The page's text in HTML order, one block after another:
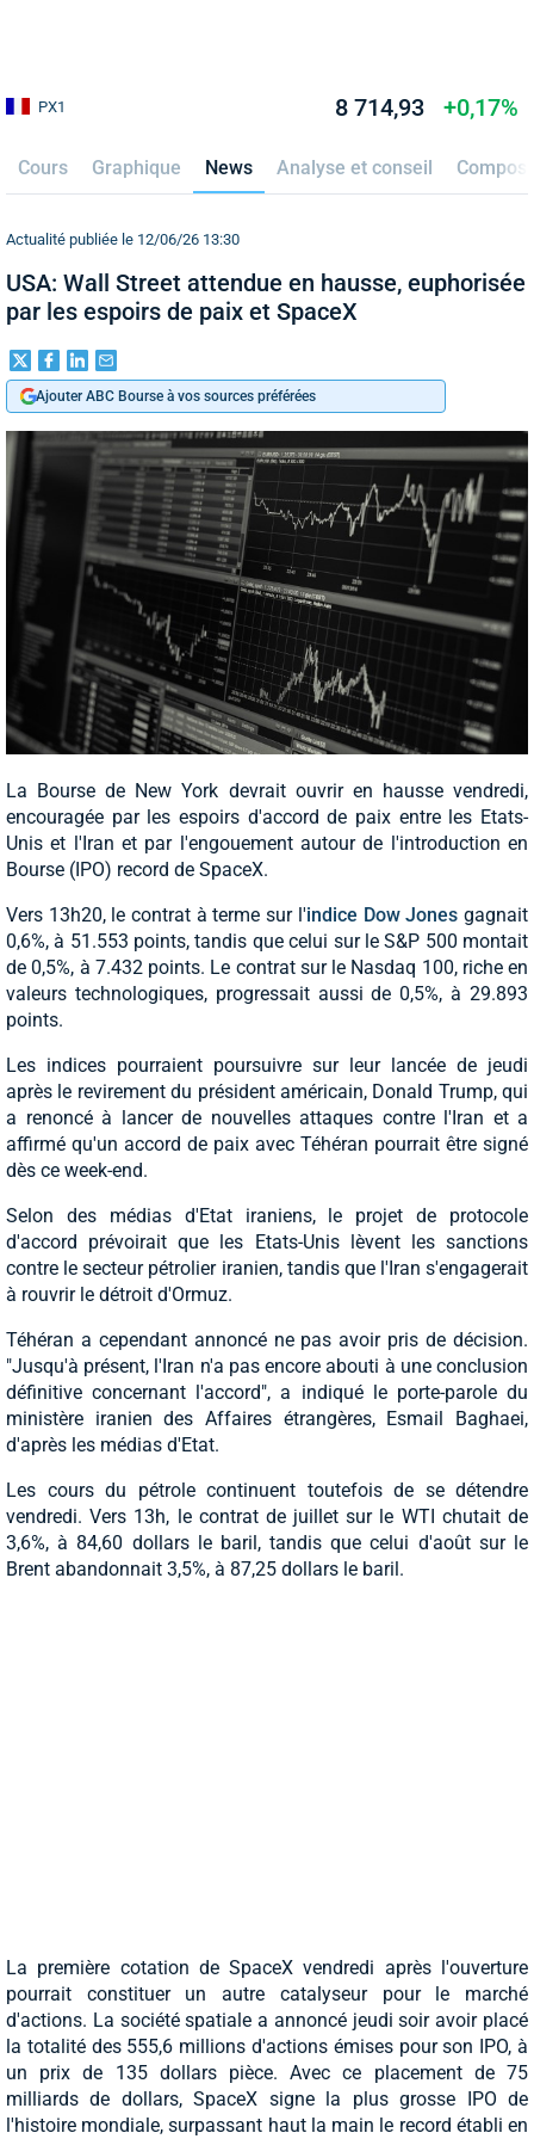
PX1 8 714,93 +0,17%
Cours Graphique News Analyse et conseil
Actualité publiée le 12/06/26 13:30
USA: Wall Street attendue en hausse, euphorisée
par les espoirs de paix et SpaceX
Ajouter ABC Bourse à vos sources préférées
La Bourse de New York devrait ouvrir en hausse vendredi,
encouragée par les espoirs d'accord de paix entre les Etats-
Unis et l'Iran et par l'engouement autour de l'introduction en
Bourse (IPO) record de SpaceX.
Vers 13h20, le contrat à terme sur l'indice Dow Jones gagnait
0,6%, à 51.553 points, tandis que celui sur le S&P 500 montait
de 0,5%, à 7.432 points. Le contrat sur le Nasdaq 100, riche en
valeurs technologiques, progressait aussi de 0,5%, à 29.893
points.
Les indices pourraient poursuivre sur leur lancée de jeudi
après le revirement du président américain, Donald Trump, qui
a renoncé à lancer de nouvelles attaques contre l'Iran et a
affirmé qu'un accord de paix avec Téhéran pourrait être signé
dès ce week-end.
Selon des médias d'Etat iraniens, le projet de protocole
d'accord prévoirait que les Etats-Unis lèvent les sanctions
contre le secteur pétrolier iranien, tandis que l'Iran s'engagerait
à rouvrir le détroit d'Ormuz.
Téhéran a cependant annoncé ne pas avoir pris de décision.
"Jusqu'à présent, l'Iran n'a pas encore abouti à une conclusion
définitive concernant l'accord", a indiqué le porte-parole du
ministère iranien des Affaires étrangères, Esmail Baghaei,
d'après les médias d'Etat.
Les cours du pétrole continuent toutefois de se détendre
vendredi. Vers 13h, le contrat de juillet sur le WTI chutait de
3,6%, à 84,60 dollars le baril, tandis que celui d'août sur le
Brent abandonnait 3,5%, à 87,25 dollars le baril.
La première cotation de SpaceX vendredi après l'ouverture
pourrait constituer un autre catalyseur pour le marché
d'actions. La société spatiale a annoncé jeudi soir avoir placé
la totalité des 555,6 millions d'actions émises pour son IPO, à
un prix de 135 dollars pièce. Avec ce placement de 75
milliards de dollars, SpaceX signe la plus grosse IPO de
l'histoire mondiale, surpassant haut la main le record établi en